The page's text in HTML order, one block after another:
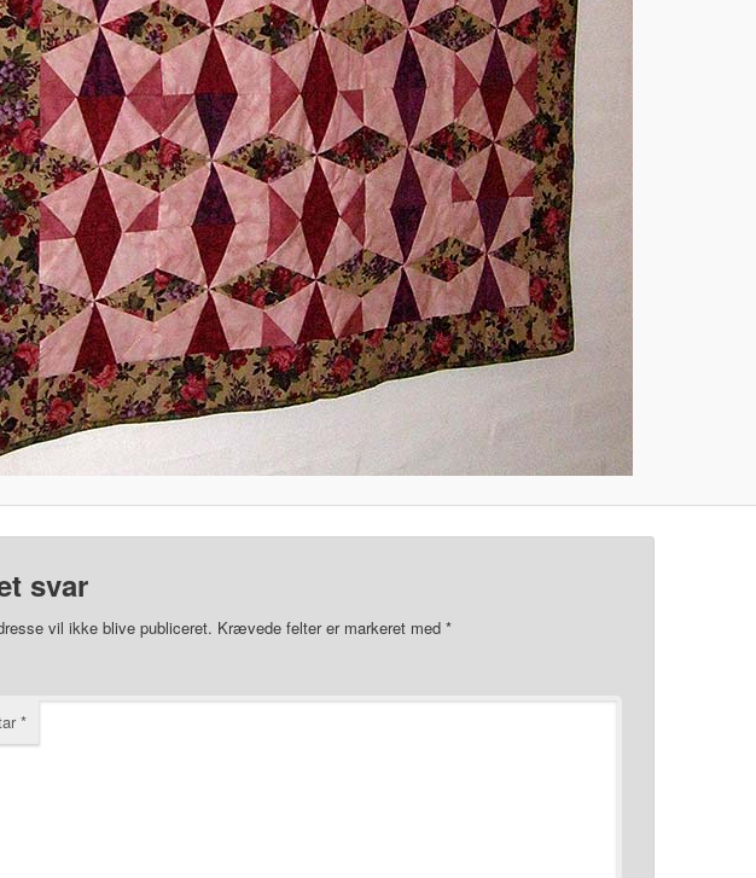
svar
vil ikke blive publiceret. Krævede felter er markeret med *
*